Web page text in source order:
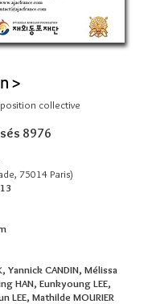
>
collective
8976
75014 Paris)
Yannick CANDIN, Mélissa
HAN, Eunkyoung LEE,
LEE, Mathilde MOURIER